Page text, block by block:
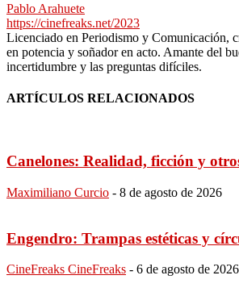
Pablo Arahuete
https://cinefreaks.net/2023
Licenciado en Periodismo y Comunicación,
en potencia y soñador en acto. Amante del
incertidumbre y las preguntas difíciles.
ARTÍCULOS RELACIONADOS
Canelones: Realidad, ficción y
Maximiliano Curcio - 8 de agosto de 2026
Engendro: Trampas estéticas y
CineFreaks CineFreaks - 6 de agosto de 2026